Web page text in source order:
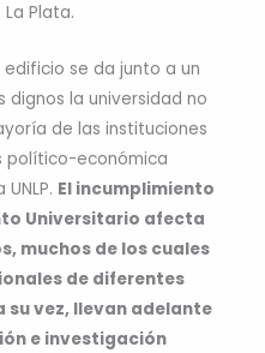
Plata.
se da junto a un
dignos la universidad no
de las instituciones
político-económica
El incumplimiento
Universitario afecta
muchos de los cuales
de diferentes
vez, llevan adelante
e investigación